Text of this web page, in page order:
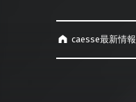
caesse最新情報